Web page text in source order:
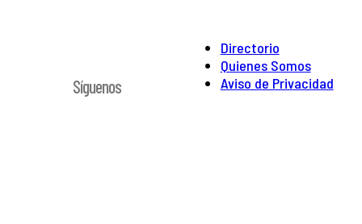
Directorio
Quienes Somos
Aviso de Privacidad
Síguenos